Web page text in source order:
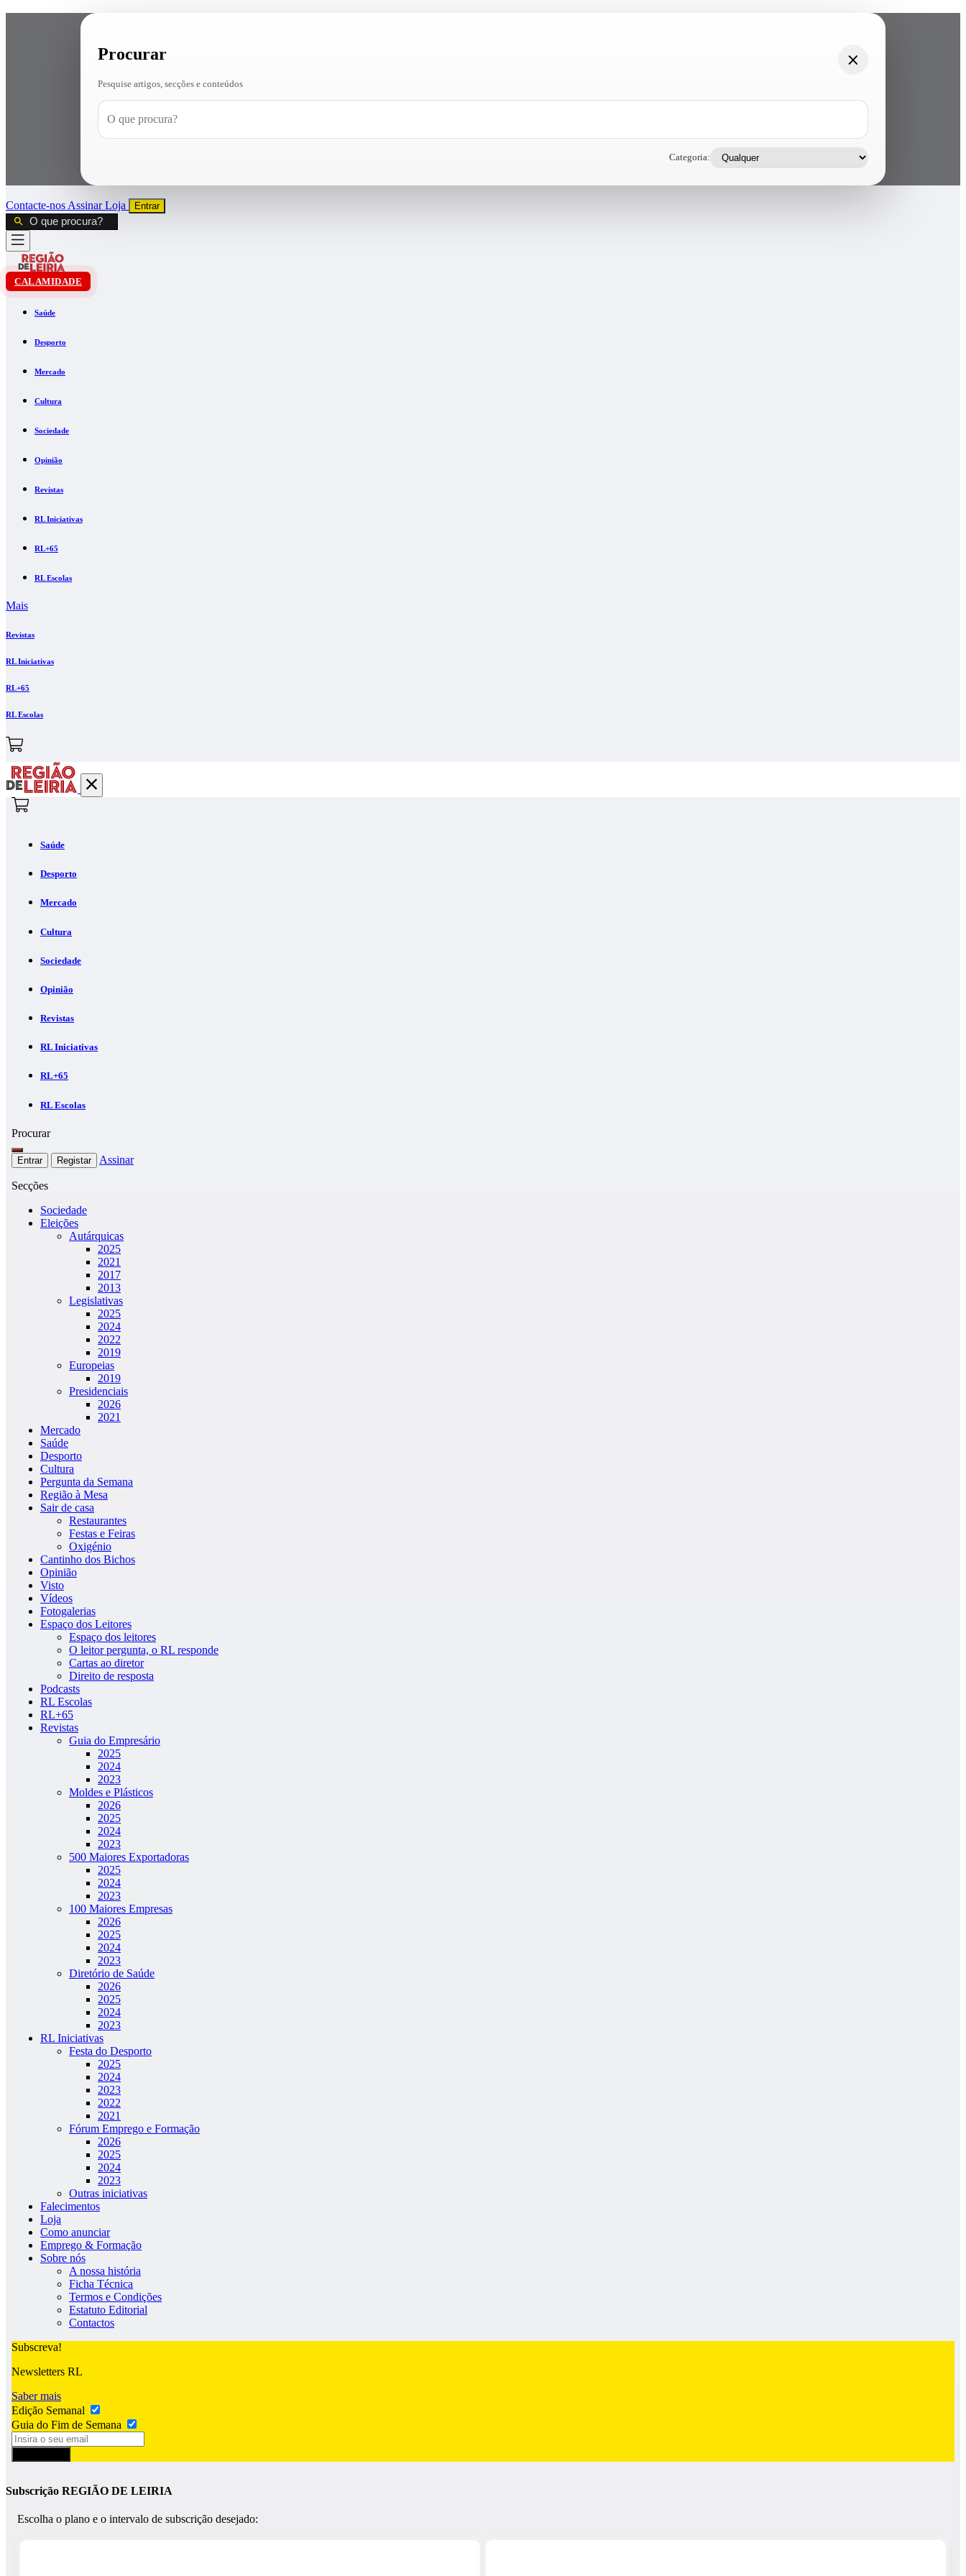
Procurar
Pesquise artigos, secções e conteúdos
Categoria:
Contacte-nos AssinarLoja Entrar
CALAMIDADE
Saúde
Desporto
Mercado
Cultura
Sociedade
Opinião
Revistas
RL Iniciativas
RL+65
RL Escolas
Mais
Revistas
RL Iniciativas
RL+65
RL Escolas
Saúde
Desporto
Mercado
Cultura
Sociedade
Opinião
Revistas
RL Iniciativas
RL+65
RL Escolas
Procurar
Entrar Registar Assinar
Secções
Sociedade
Eleições
Autárquicas
2025
2021
2017
2013
Legislativas
2025
2024
2022
2019
Europeias
2019
Presidenciais
2026
2021
Mercado
Saúde
Desporto
Cultura
Pergunta da Semana
Região à Mesa
Sair de casa
Restaurantes
Festas e Feiras
Oxigénio
Cantinho dos Bichos
Opinião
Visto
Vídeos
Fotogalerias
Espaço dos Leitores
Espaço dos leitores
O leitor pergunta, o RL responde
Cartas ao diretor
Direito de resposta
Podcasts
RL Escolas
RL+65
Revistas
Guia do Empresário
2025
2024
2023
Moldes e Plásticos
2026
2025
2024
2023
500 Maiores Exportadoras
2025
2024
2023
100 Maiores Empresas
2026
2025
2024
2023
Diretório de Saúde
2026
2025
2024
2023
RL Iniciativas
Festa do Desporto
2025
2024
2023
2022
2021
Fórum Emprego e Formação
2026
2025
2024
2023
Outras iniciativas
Falecimentos
Loja
Como anunciar
Emprego & Formação
Sobre nós
A nossa história
Ficha Técnica
Termos e Condições
Estatuto Editorial
Contactos
Subscreva!
Newsletters RL
Saber mais
Edição Semanal
Guia do Fim de Semana
Subscrição REGIÃO DE LEIRIA
Escolha o plano e o intervalo de subscrição desejado: